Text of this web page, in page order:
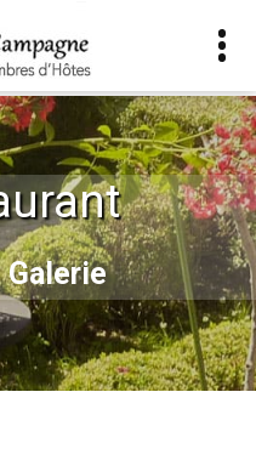
Galerie